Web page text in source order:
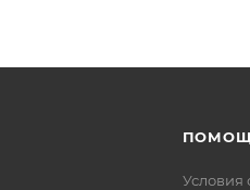
Условия